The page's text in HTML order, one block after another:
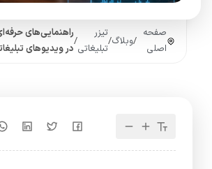
صفحه
اصلی
/وبلاگ/
تیزر
تبلیغاتی
/
راهنمایی‌های
در ویدیوهای